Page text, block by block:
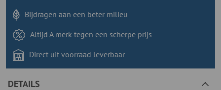
Bijdragen aan een beter milieu
Altijd A merk tegen een scherpe prijs
Direct uit voorraad leverbaar
DETAILS